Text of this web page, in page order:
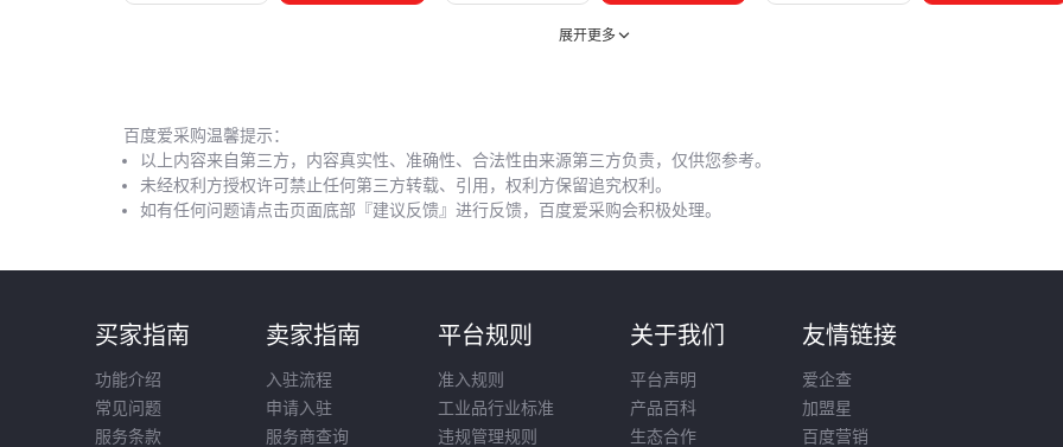
居装饰则要平衡安全性与美观度。看似简单的玻璃框，实则是
需要系统考量的空间解决方案。
展开更多
百度爱采购温馨提示：
以上内容来自第三方，内容真实性、准确性、合法性由来源第三方负责，仅供您参考。
未经权利方授权许可禁止任何第三方转载、引用，权利方保留追究权利。
如有任何问题请点击页面底部『建议反馈』进行反馈，百度爱采购会积极处理。
买家指南
功能介绍
常见问题
服务条款
卖家指南
入驻流程
申请入驻
服务商查询
平台规则
准入规则
工业品行业标准
违规管理规则
关于我们
平台声明
产品百科
生态合作
友情链接
爱企查
加盟星
百度营销